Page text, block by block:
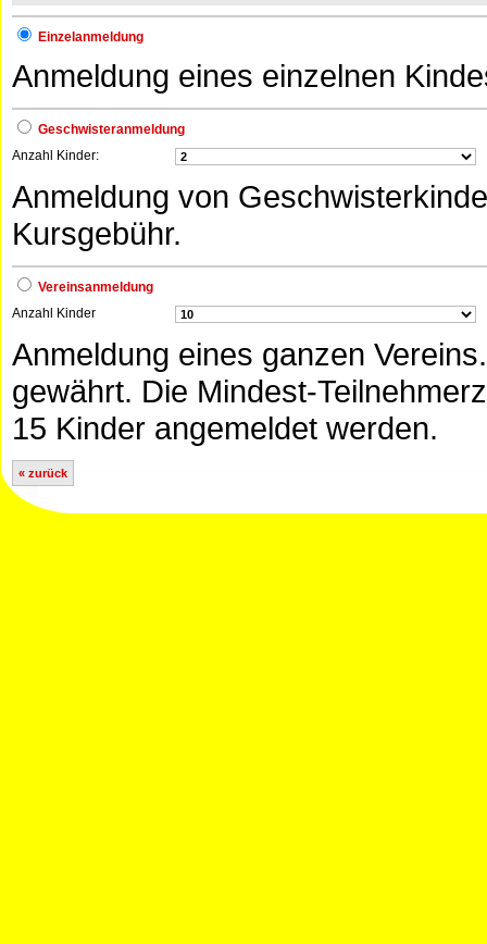
Einzelanmeldung
Anmeldung eines einzelnen
Geschwisteranmeldung
Anzahl Kinder:
Anmeldung von
Kursgebühr.
Vereinsanmeldung
Anzahl Kinder
Anmeldung eines ganzen
gewährt. Die Mindest-
15 Kinder angemeldet werden.